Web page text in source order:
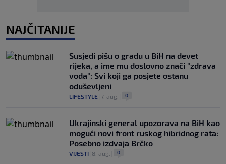
NAJČITANIJE
Susjedi pišu o gradu u BiH na devet
rijeka, a ime mu doslovno znači "zdrava
voda": Svi koji ga posjete ostanu
oduševljeni
LIFESTYLE 7. aug. 0
Ukrajinski general upozorava na BiH kao
mogući novi front ruskog hibridnog rata:
Posebno izdvaja Brčko
VIJESTI 8. aug. 0